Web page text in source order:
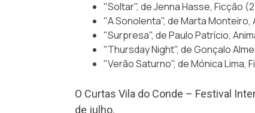
"Soltar", de Jenna Hasse, Ficção
"A Sonolenta", de Marta Monteiro,
"Surpresa", de Paulo Patrício,
"Thursday Night", de Gonçalo
"Verão Saturno", de Mónica Lima,
O Curtas Vila do Conde – Festival
de julho.